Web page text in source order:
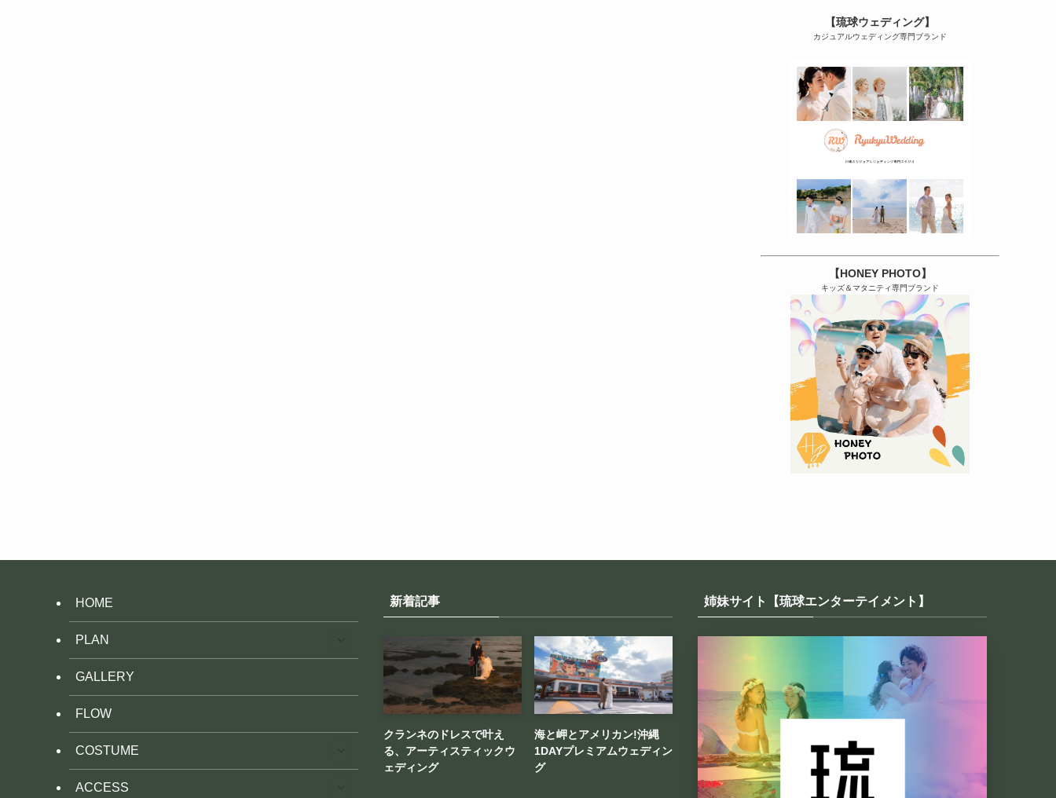
【琉球ウェディング】
カジュアルウェディング専門ブランド
【HONEY PHOTO】
キッズ＆マタニティ専門ブランド
HOME
PLAN
GALLERY
FLOW
COSTUME
ACCESS
新着記事
クランネのドレスで叶え
る、アーティスティックウ
ェディング
海と岬とアメリカン!沖縄
1DAYプレミアムウェディン
グ
姉妹サイト【琉球エンターテイメント】